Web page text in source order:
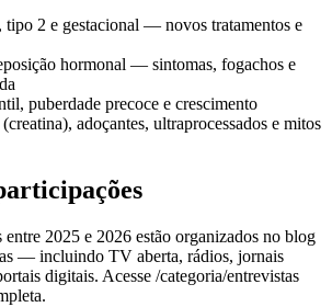
tipo 2 e gestacional — novos tratamentos e
hormonal — sintomas, fogachos e
puberdade precoce e crescimento
adoçantes, ultraprocessados e mitos
2025 e 2026 estão organizados no blog
— incluindo TV aberta, rádios, jornais
digitais. Acesse /categoria/entrevistas